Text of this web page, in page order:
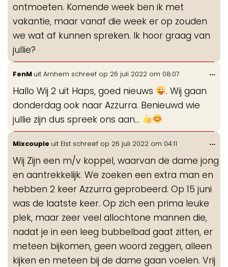
ontmoeten. Komende week ben ik met
vakantie, maar vanaf die week er op zouden
we wat af kunnen spreken. Ik hoor graag van
jullie?
FenM uit Arnhem schreef op 26 juli 2022 om 08:07
Hallo Wij 2 uit Haps, goed nieuws
. Wij gaan
donderdag ook naar Azzurra. Benieuwd wie
jullie zijn dus spreek ons aan...
...
Mixcouple uit Elst schreef op 26 juli 2022 om 04:11
Wij Zijn een m/v koppel, waarvan de dame jong
en aantrekkelijk. We zoeken een extra man en
hebben 2 keer Azzurra geprobeerd. Op 15 juni
was de laatste keer. Op zich een prima leuke
plek, maar zeer veel allochtone mannen die,
nadat je in een leeg bubbelbad gaat zitten, er
meteen bijkomen, geen woord zeggen, alleen
kijken en meteen bij de dame gaan voelen. Vrij
...